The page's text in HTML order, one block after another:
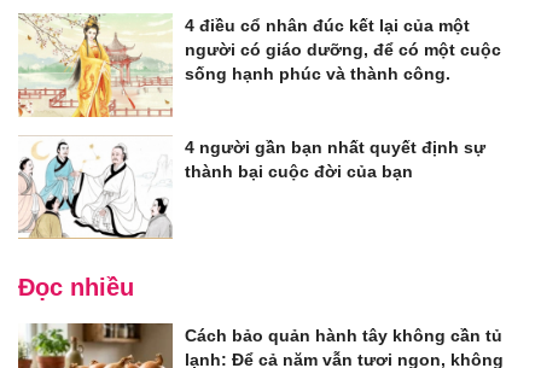
4 điều cổ nhân đúc kết lại của một
người có giáo dưỡng, để có một cuộc
sống hạnh phúc và thành công.
4 người gần bạn nhất quyết định sự
thành bại cuộc đời của bạn
Đọc nhiều
Cách bảo quản hành tây không cần tủ
lạnh: Để cả năm vẫn tươi ngon, không